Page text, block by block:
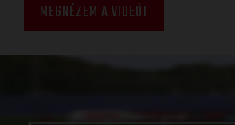
MEGNÉZEM A VIDEÓT